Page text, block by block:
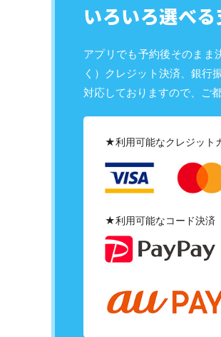
いろいろ選べる
アプリでも予約後そのまま
く）クレジット決済、銀行
対応しておりますので、ご
★利用可能なクレジット
★利用可能なコード決済